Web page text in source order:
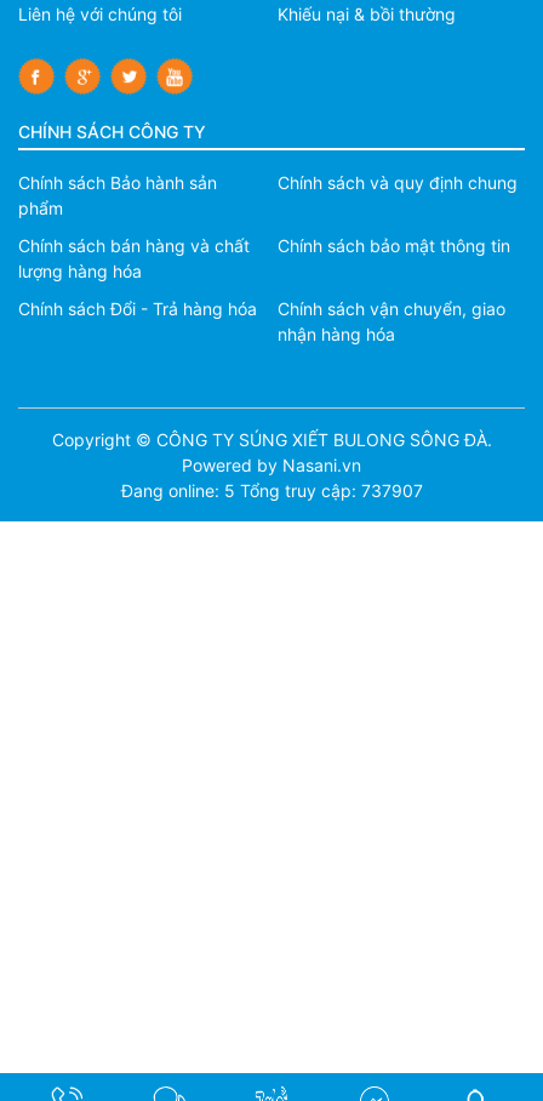
Liên hệ với chúng tôi
Khiếu nại & bồi thường
CHÍNH SÁCH CÔNG TY
Chính sách Bảo hành sản
phẩm
Chính sách và quy định chung
Chính sách bán hàng và chất
lượng hàng hóa
Chính sách bảo mật thông tin
Chính sách Đổi - Trả hàng hóa
Chính sách vận chuyển, giao
nhận hàng hóa
Copyright © CÔNG TY SÚNG XIẾT BULONG SÔNG ĐÀ.
Powered by Nasani.vn
Đang online: 5 Tổng truy cập: 737907